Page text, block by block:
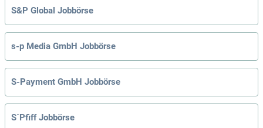
S&P Global Jobbörse
s-p Media GmbH Jobbörse
S-Payment GmbH Jobbörse
S´Pfiff Jobbörse